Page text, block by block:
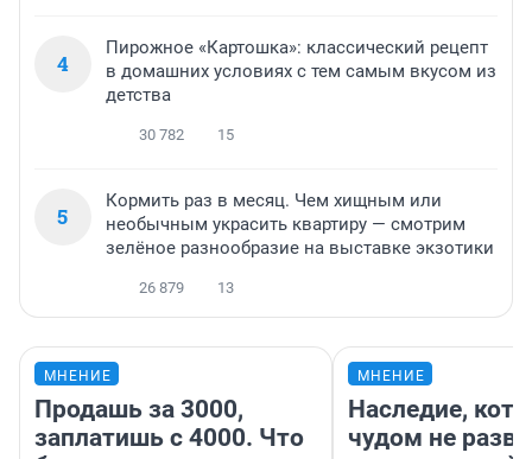
4
Пирожное «Картошка»: классический рецепт
в домашних условиях с тем самым вкусом из
детства
30 782 15
5
Кормить раз в месяц. Чем хищным или
необычным украсить квартиру — смотрим
зелёное разнообразие на выставке экзотики
26 879 13
МНЕНИЕ
Продашь за 3000,
заплатишь с 4000. Что
МНЕНИЕ
Наследие,
чудом не